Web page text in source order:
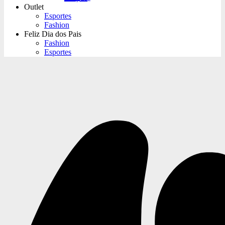
Outlet
Esportes
Fashion
Feliz Dia dos Pais
Fashion
Esportes